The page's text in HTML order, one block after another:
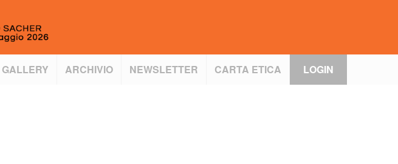
GALLERY ARCHIVIO NEWSLETTER CARTA ETICA LOGIN